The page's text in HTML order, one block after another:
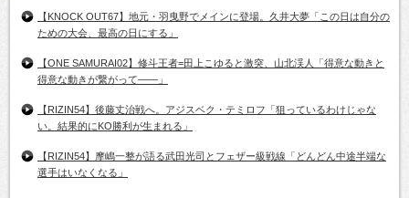
【KNOCK OUT67】地元・羽曳野でメインに登場。久井大夢「この日は自分の
ための大会、最高の日にする」
【ONE SAMURAI02】修斗王者=田上こゆると激突、山北渓人「得意な動きと
得意な動きが繋がって――」
【RIZIN54】後藤丈治戦へ。アジスベク・テミロフ「狙っているわけじゃな
い。結果的にKO勝利が生まれる」
【RIZIN54】摩嶋一整が語る武田光司とフェザー級戦線「どんどん中途半端な
選手はいなくなる」